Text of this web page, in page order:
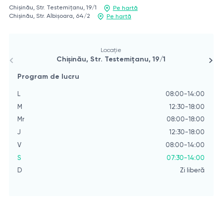
Chișinău, Str. Testemițanu, 19/1
Pe hartă
Chișinău, Str. Albișoara, 64/2
Pe hartă
Locație
Chișinău, Str. Testemițanu, 19/1
Program de lucru
L
08:00-14:00
M
12:30-18:00
Mr
08:00-18:00
J
12:30-18:00
V
08:00-14:00
S
07:30-14:00
D
Zi liberă